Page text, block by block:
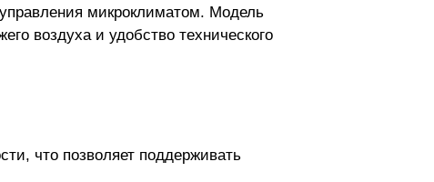
микроклиматом. Модель
воздуха и удобство технического
что позволяет поддерживать